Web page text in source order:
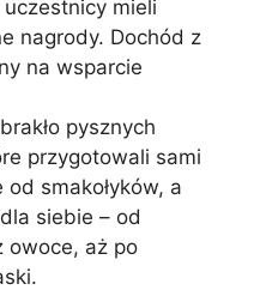
mieli
nagrody. Dochód z
na wsparcie
pysznych
przygotowali sami
od smakołyków, a
siebie – od
owoce, aż po